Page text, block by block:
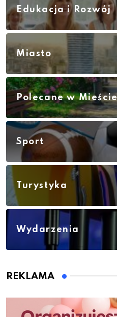
Edukacja i Rozwój
Miasto
Polecane w Mieście
Sport
Turystyka
Wydarzenia
REKLAMA